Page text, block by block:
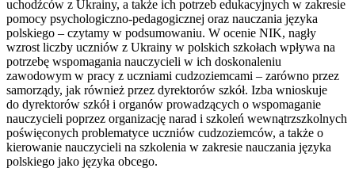
uchodźców z Ukrainy, a także ich potrzeb edukacyjnych w zakresie
pomocy psychologiczno-pedagogicznej oraz nauczania języka
polskiego – czytamy w podsumowaniu. W ocenie NIK, nagły
wzrost liczby uczniów z Ukrainy w polskich szkołach wpływa na
potrzebę wspomagania nauczycieli w ich doskonaleniu
zawodowym w pracy z uczniami cudzoziemcami – zarówno przez
samorządy, jak również przez dyrektorów szkół. Izba wnioskuje
do dyrektorów szkół i organów prowadzących o wspomaganie
nauczycieli poprzez organizację narad i szkoleń wewnątrzszkolnych
poświęconych problematyce uczniów cudzoziemców, a także o
kierowanie nauczycieli na szkolenia w zakresie nauczania języka
polskiego jako języka obcego.